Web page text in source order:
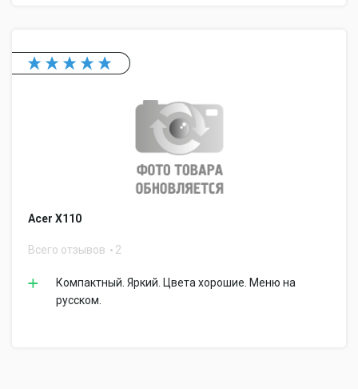
Acer X110
Всего отзывов 2
Компактный. Яркий. Цвета хорошие. Меню на
русском.